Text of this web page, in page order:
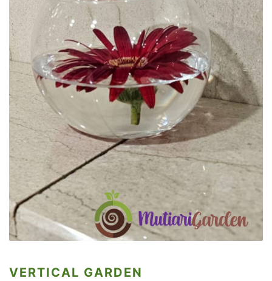
VERTICAL GARDEN